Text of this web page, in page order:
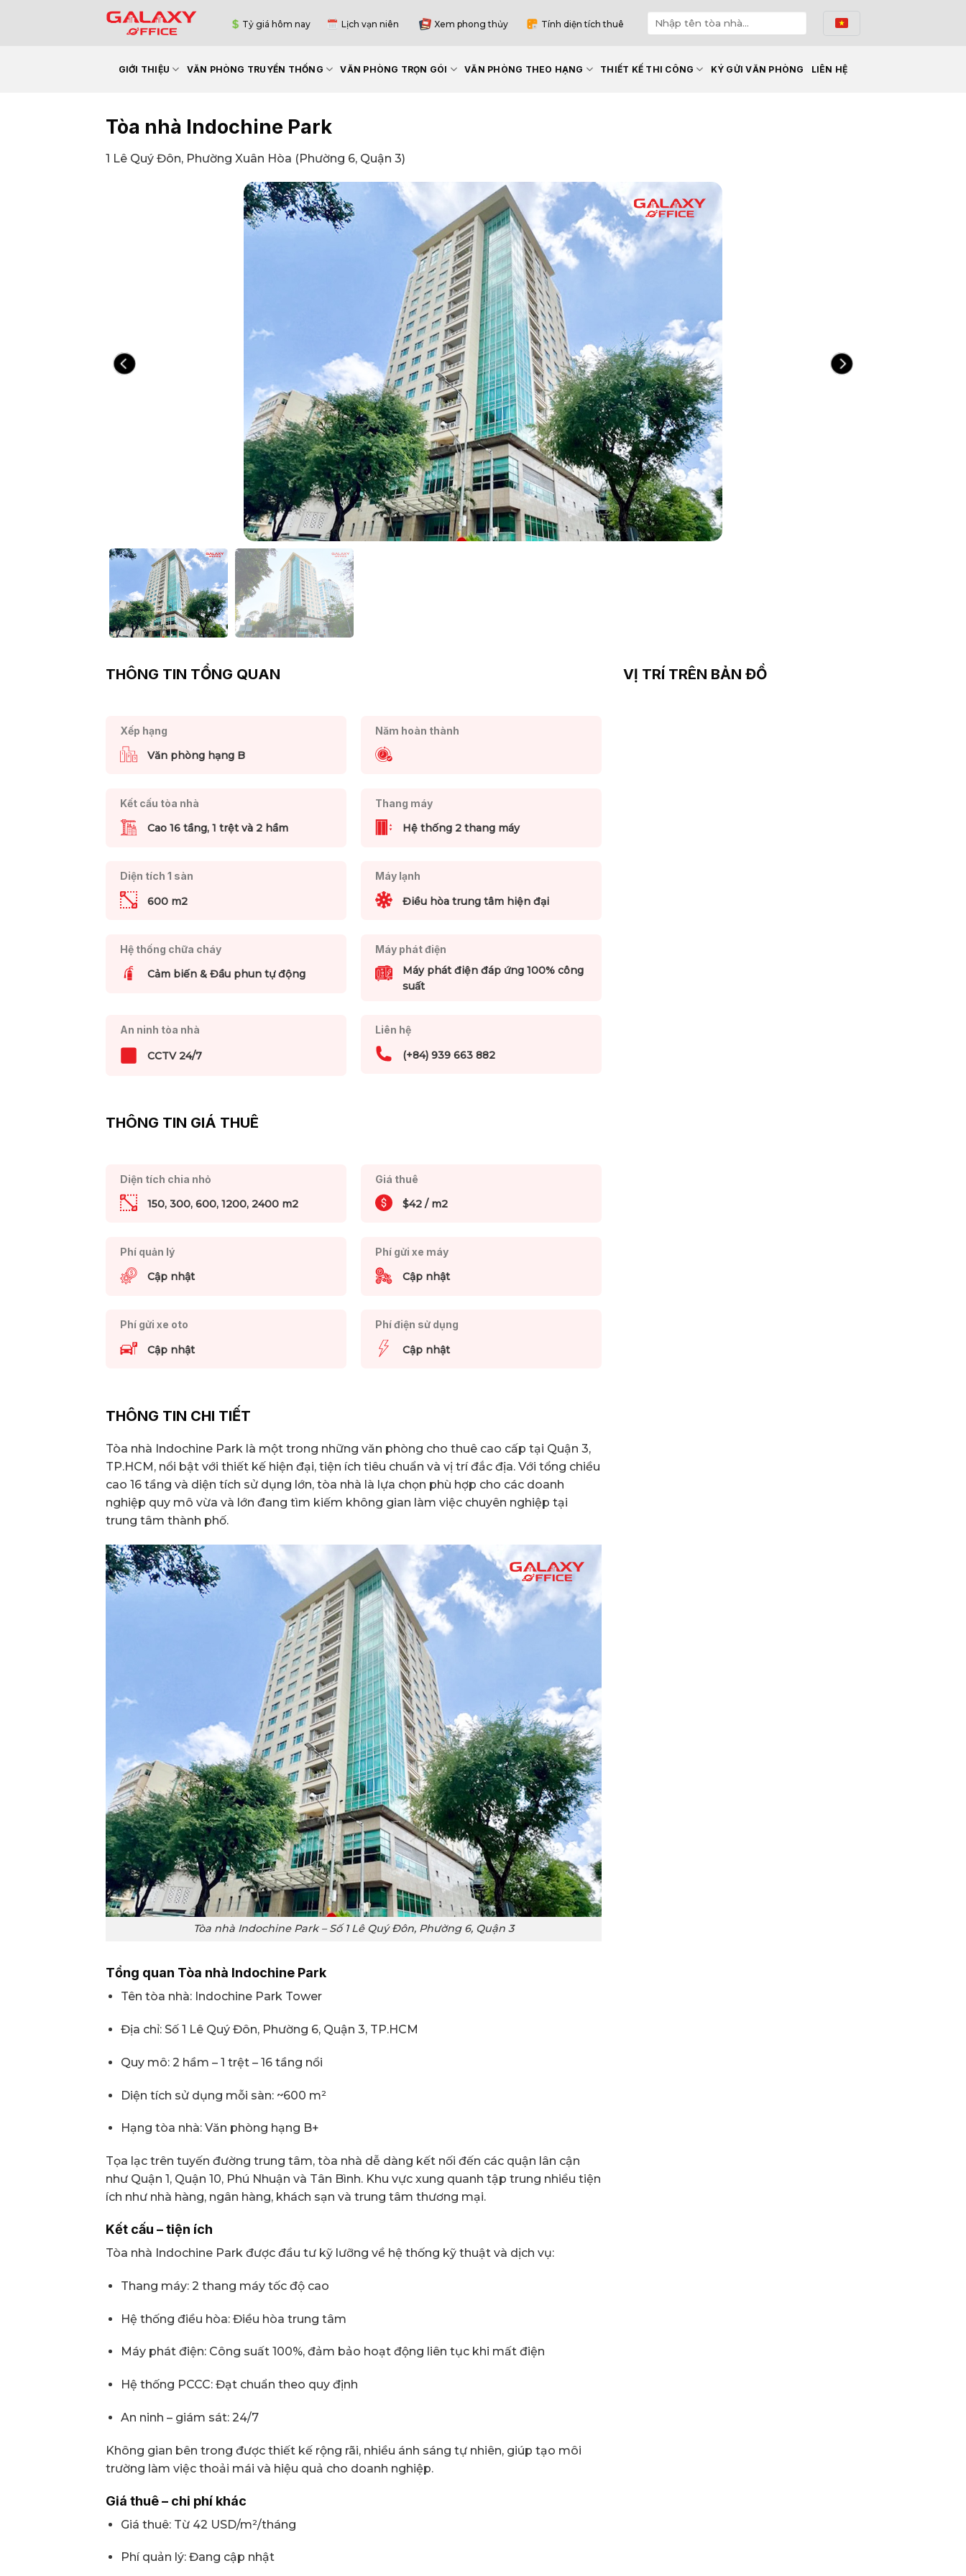
Tỷ giá hôm nay Lịch vạn niên Xem phong thủy Tính diện tích thuê
GIỚI THIỆU VĂN PHÒNG TRUYỀN THỐNG VĂN PHÒNG TRỌN GÓI VĂN PHÒNG THEO HẠNG THIẾT KẾ THI CÔNG KÝ GỬI VĂN PHÒNG LIÊN HỆ
Tòa nhà Indochine Park
1 Lê Quý Đôn, Phường Xuân Hòa (Phường 6, Quận 3)
THÔNG TIN TỔNG QUAN
Xếp hạng
Văn phòng hạng B
Năm hoàn thành
Kết cấu tòa nhà
Cao 16 tầng, 1 trệt và 2 hầm
Thang máy
Hệ thống 2 thang máy
Diện tích 1 sàn
600 m2
Máy lạnh
Điều hòa trung tâm hiện đại
Hệ thống chữa cháy
Cảm biến & Đầu phun tự động
Máy phát điện
Máy phát điện đáp ứng 100% công
suất
An ninh tòa nhà
CCTV 24/7
Liên hệ
(+84) 939 663 882
THÔNG TIN GIÁ THUÊ
Diện tích chia nhỏ
150, 300, 600, 1200, 2400 m2
Giá thuê
$42 / m2
Phí quản lý
Cập nhật
Phí gửi xe máy
Cập nhật
Phí gửi xe oto
Cập nhật
Phí điện sử dụng
Cập nhật
THÔNG TIN CHI TIẾT
Tòa nhà Indochine Park là một trong những văn phòng cho thuê cao cấp tại Quận 3,
TP.HCM, nổi bật với thiết kế hiện đại, tiện ích tiêu chuẩn và vị trí đắc địa. Với tổng chiều
cao 16 tầng và diện tích sử dụng lớn, tòa nhà là lựa chọn phù hợp cho các doanh
nghiệp quy mô vừa và lớn đang tìm kiếm không gian làm việc chuyên nghiệp tại
trung tâm thành phố.
Tòa nhà Indochine Park – Số 1 Lê Quý Đôn, Phường 6, Quận 3
Tổng quan Tòa nhà Indochine Park
Tên tòa nhà: Indochine Park Tower
Địa chỉ: Số 1 Lê Quý Đôn, Phường 6, Quận 3, TP.HCM
Quy mô: 2 hầm – 1 trệt – 16 tầng nổi
Diện tích sử dụng mỗi sàn: ~600 m²
Hạng tòa nhà: Văn phòng hạng B+
Tọa lạc trên tuyến đường trung tâm, tòa nhà dễ dàng kết nối đến các quận lân cận
như Quận 1, Quận 10, Phú Nhuận và Tân Bình. Khu vực xung quanh tập trung nhiều tiện
ích như nhà hàng, ngân hàng, khách sạn và trung tâm thương mại.
Kết cấu – tiện ích
Tòa nhà Indochine Park được đầu tư kỹ lưỡng về hệ thống kỹ thuật và dịch vụ:
Thang máy: 2 thang máy tốc độ cao
Hệ thống điều hòa: Điều hòa trung tâm
Máy phát điện: Công suất 100%, đảm bảo hoạt động liên tục khi mất điện
Hệ thống PCCC: Đạt chuẩn theo quy định
An ninh – giám sát: 24/7
Không gian bên trong được thiết kế rộng rãi, nhiều ánh sáng tự nhiên, giúp tạo môi
trường làm việc thoải mái và hiệu quả cho doanh nghiệp.
Giá thuê – chi phí khác
Giá thuê: Từ 42 USD/m²/tháng
Phí quản lý: Đang cập nhật
VỊ TRÍ TRÊN BẢN ĐỒ